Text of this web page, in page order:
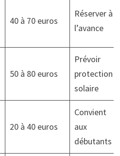
40 à 70 euros
Réserver à
l’avance
50 à 80 euros
Prévoir
protection
solaire
20 à 40 euros
Convient
aux
débutants